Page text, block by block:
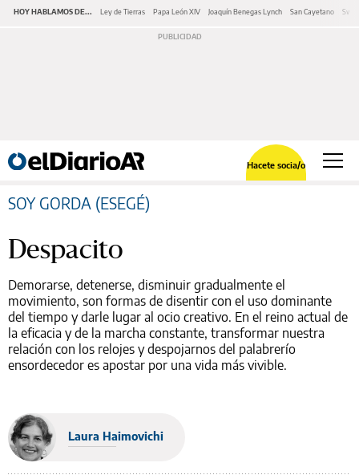
HOY HABLAMOS DE... Ley de Tierras Papa León XIV Joaquín Benegas Lynch San Cayetano
Hacete socia/o
SOY GORDA (ESEGÉ)
Despacito
Demorarse, detenerse, disminuir gradualmente el
movimiento, son formas de disentir con el uso dominante
del tiempo y darle lugar al ocio creativo. En el reino actual de
la eficacia y de la marcha constante, transformar nuestra
relación con los relojes y despojarnos del palabrerío
ensordecedor es apostar por una vida más vivible.
Laura Haimovichi